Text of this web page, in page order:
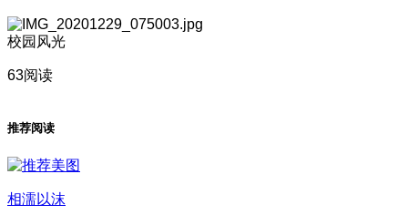
校园风光
63阅读
推荐阅读
相濡以沫